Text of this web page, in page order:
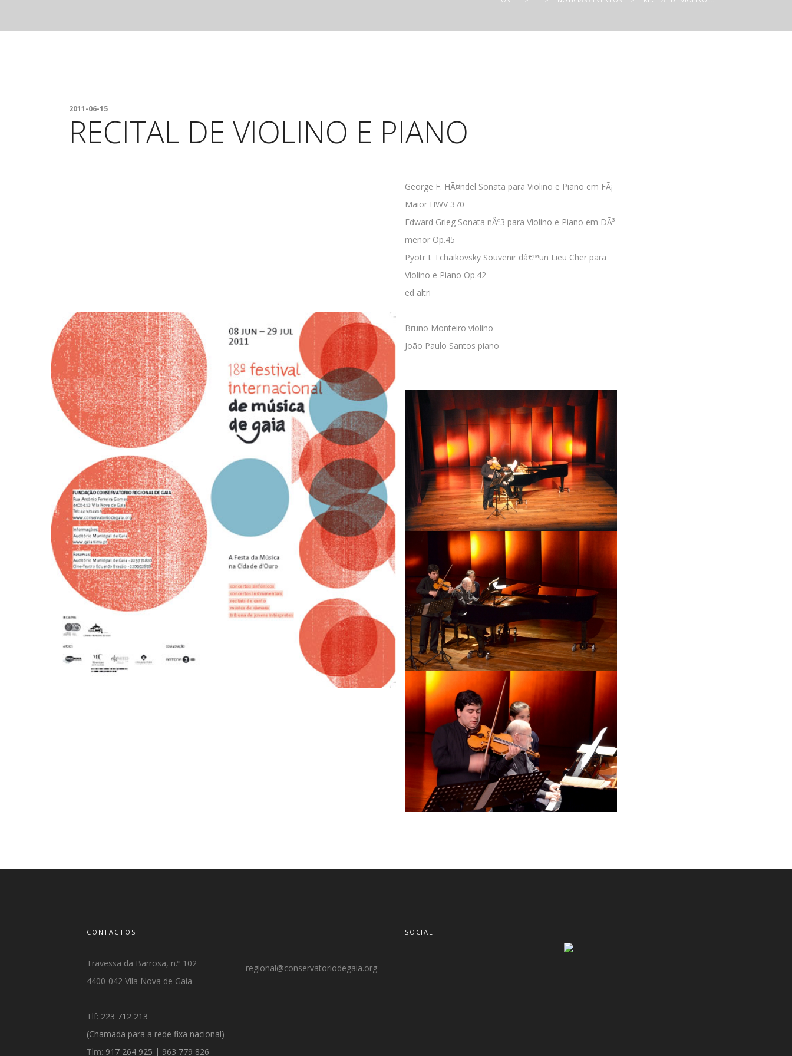
CONCERTOS 18º FESTIVAL
2011-06-15
RECITAL DE VIOLINO E PIANO
George F. HÃ¤ndel Sonata para Violino e Piano em FÃ¡
Maior HWV 370
Edward Grieg Sonata nÂº3 para Violino e Piano em DÃ³
menor Op.45
Pyotr I. Tchaikovsky Souvenir dâ€™un Lieu Cher para
Violino e Piano Op.42
ed altri
Bruno Monteiro violino
João Paulo Santos piano
CONTACTOS
Travessa da Barrosa, n.º 102
4400-042 Vila Nova de Gaia
Tlf: 223 712 213
(Chamada para a rede fixa nacional)
Tlm: 917 264 925 | 963 779 826
regional@conservatoriodegaia.org
SOCIAL